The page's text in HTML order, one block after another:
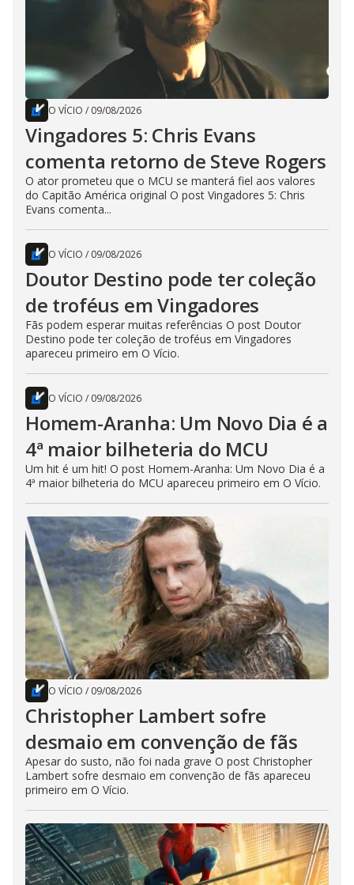
O VÍCIO / 09/08/2026
Vingadores 5: Chris Evans
comenta retorno de Steve Rogers
O ator prometeu que o MCU se manterá fiel aos valores
do Capitão América original O post Vingadores 5: Chris
Evans comenta...
O VÍCIO / 09/08/2026
Doutor Destino pode ter coleção
de troféus em Vingadores
Fãs podem esperar muitas referências O post Doutor
Destino pode ter coleção de troféus em Vingadores
apareceu primeiro em O Vício.
O VÍCIO / 09/08/2026
Homem-Aranha: Um Novo Dia é a
4ª maior bilheteria do MCU
Um hit é um hit! O post Homem-Aranha: Um Novo Dia é a
4ª maior bilheteria do MCU apareceu primeiro em O Vício.
O VÍCIO / 09/08/2026
Christopher Lambert sofre
desmaio em convenção de fãs
Apesar do susto, não foi nada grave O post Christopher
Lambert sofre desmaio em convenção de fãs apareceu
primeiro em O Vício.